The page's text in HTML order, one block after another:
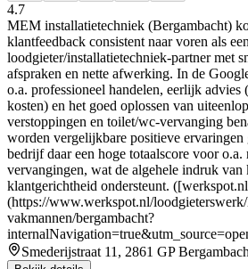
4.7
MEM installatietechniek (Bergambacht)
klantfeedback consistent naar voren als
loodgieter/installatietechniek-partner met
afspraken en nette afwerking. In de
o.a. professioneel handelen, eerlijk advies
kosten) en het goed oplossen van
verstoppingen en toilet/wc-vervanging
worden vergelijkbare positieve
bedrijf daar een hoge totaalscore voor o.a.
vervangingen, wat de algehele indruk van
klantgerichtheid ondersteunt.
(https://www.werkspot.nl/
vakmannen/bergambacht?
Smederijstraat 11, 2861 GP